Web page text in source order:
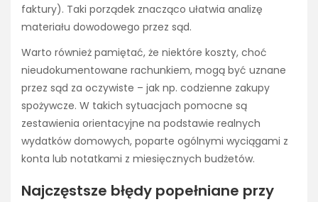
faktury). Taki porządek znacząco ułatwia analizę
materiału dowodowego przez sąd.
Warto również pamiętać, że niektóre koszty, choć
nieudokumentowane rachunkiem, mogą być uznane
przez sąd za oczywiste – jak np. codzienne zakupy
spożywcze. W takich sytuacjach pomocne są
zestawienia orientacyjne na podstawie realnych
wydatków domowych, poparte ogólnymi wyciągami z
konta lub notatkami z miesięcznych budżetów.
Najczęstsze błędy popełniane przy